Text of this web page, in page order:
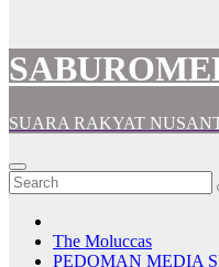
SUARA RAKYAT
The Moluccas
PEDOMAN MEDIA